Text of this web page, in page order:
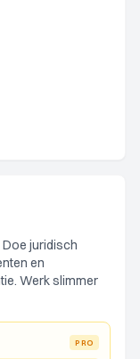
juridisch
en
Werk slimmer
PRO